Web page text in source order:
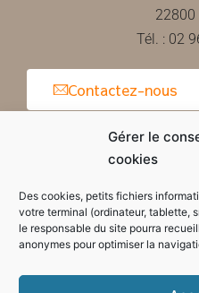
Gérer le
cookies
Des cookies, petits fichiers
votre terminal (ordinateur, tablette,
le responsable du site pourra
anonymes pour optimiser la
22800
Tél. : 02
Contactez-nous
Horaires